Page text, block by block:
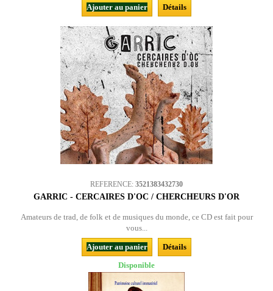
Ajouter au panier Détails
REFERENCE: 3521383432730
GARRIC - CERCAIRES D'OC / CHERCHEURS D'OR
Amateurs de trad, de folk et de musiques du monde, ce CD est fait pour
vous...
Ajouter au panier
Détails
Disponible